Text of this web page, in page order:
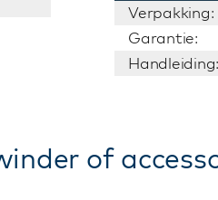
Verpakking:
Garantie:
Handleiding:
of